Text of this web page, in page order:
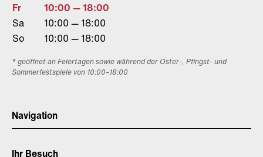
Fr
10:00 — 18:00
Sa
10:00 — 18:00
So
10:00 — 18:00
* geöffnet an Feiertagen sowie während der Oster-, Pfingst- und
Sommerfestspiele von 10:00–18:00
Navigation
Ihr Besuch